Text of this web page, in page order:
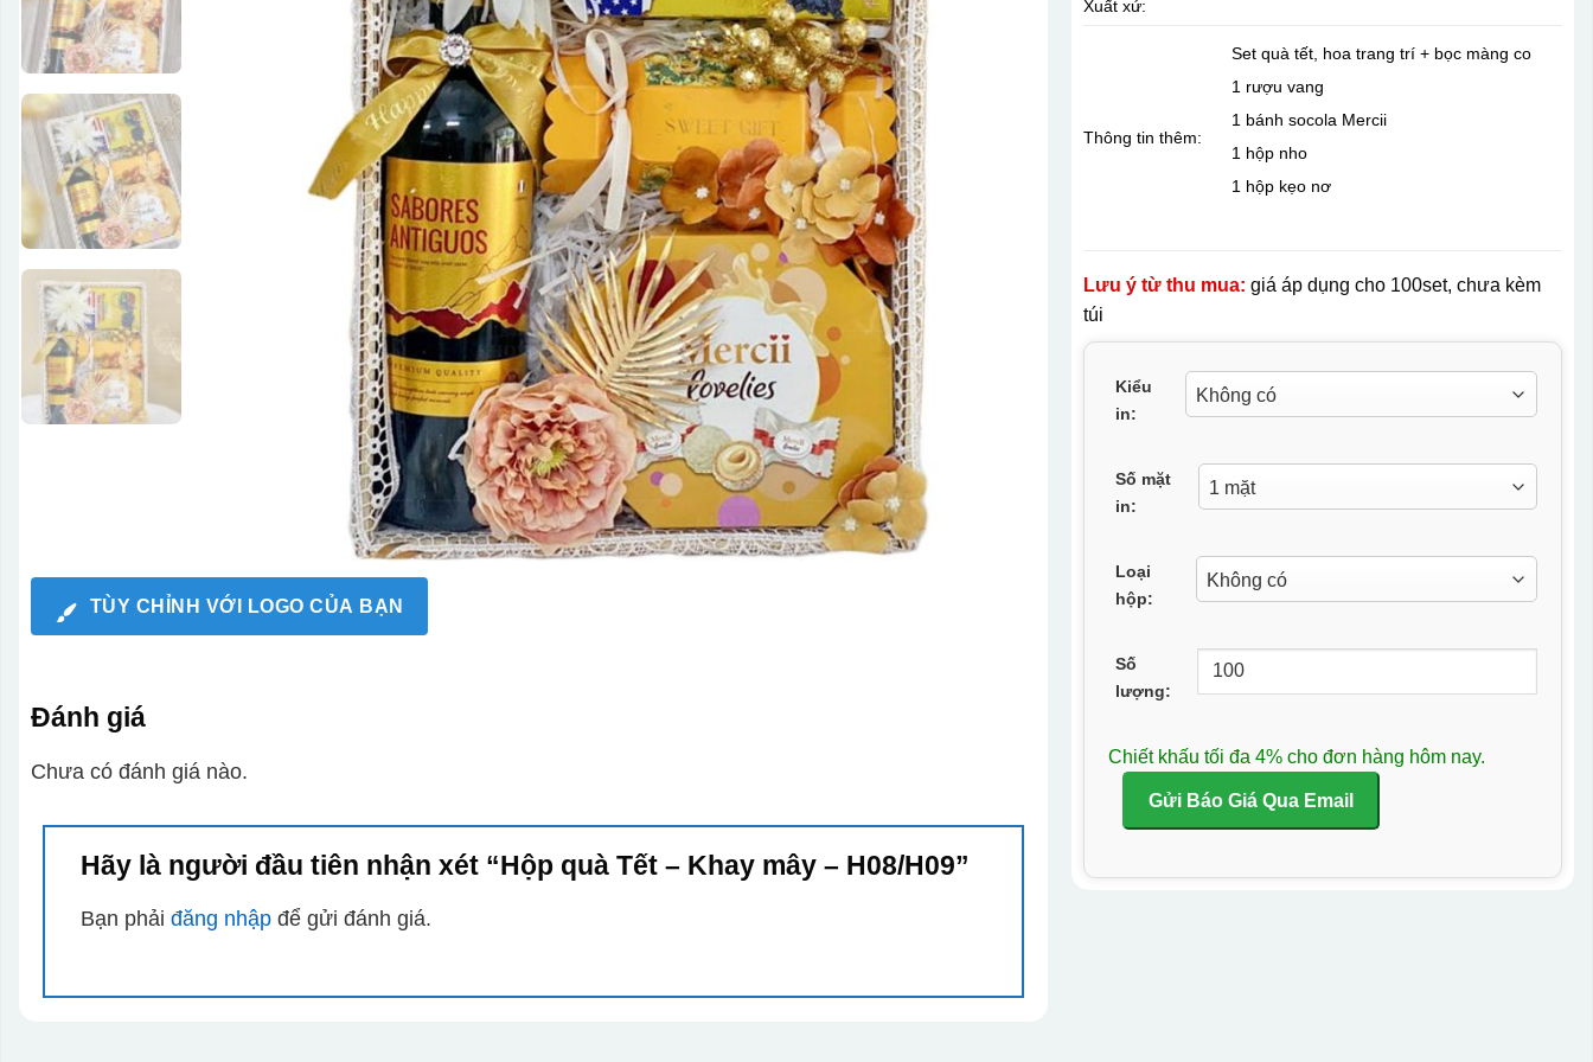
TÙY CHỈNH VỚI LOGO CỦA BẠN
Đánh giá
Chưa có đánh giá nào.
Hãy là người đầu tiên nhận xét “Hộp quà Tết – Khay mây – H08/H09”
Bạn phải đăng nhậpđể gửi đánh giá.
Xuất xứ:
Thông tin thêm:
Set quà tết, hoa trang trí + bọc màng co
1 rượu vang
1 bánh socola Mercii
1 hộp nho
1 hộp kẹo nơ
Lưu ý từ thu mua: giá áp dụng cho 100set, chưa kèm
túi
Kiểu
in:
Số mặt
in:
Loại
hộp:
Số
lượng:
Chiết khấu tối đa 4% cho đơn hàng hôm nay.
Gửi Báo Giá Qua Email